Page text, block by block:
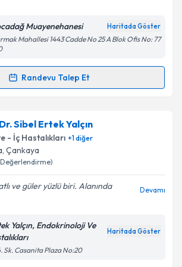
işlenmesine ilişkinAydınlatma
'ni okudum ve kişisel verilerimin belirtilen
işlenmesini kabul ediyorum.
Takvim Talebini Gönder
Muayenehanesi Haritada Göster
Mahallesi 1443 Cadde No 25 A Blok Ofis No: 77
Randevu Talep Et
Talebi
Kocadağiçin randevu takvimi talebi
bu uzmandan randevu almanız için bir
e-posta ile bilgilendireceğiz.
işlenmesine ilişkin
Aydınlatma
okudum ve kişisel verilerimin belirtilen
işlenmesini kabul ediyorum.
Sibel Ertek Yalçın
- İç Hastalıkları +1diğer
, Çankaya
Değerlendirme)
ve güler yüzlü biri. Alanında
Devamı
Yalçın, Endokrinoloji Ve
Haritada Göster
Sk. Casanita Plaza No:20